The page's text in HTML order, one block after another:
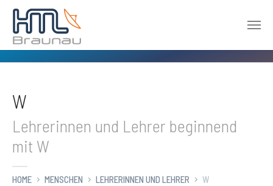
W
Lehrerinnen und Lehrer beginnend
mit W
HOME MENSCHEN LEHRERINNEN UND LEHRER W